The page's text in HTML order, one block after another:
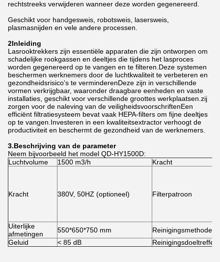
rechtstreeks verwijderen wanneer deze worden gegenereerd.
Geschikt voor handgesweis, robotsweis, lasersweis,
plasmasnijden en vele andere processen.
2Inleiding
Lasrooktrekkers zijn essentiële apparaten die zijn ontworpen om
schadelijke rookgassen en deeltjes die tijdens het lasproces
worden gegenereerd op te vangen en te filteren.Deze systemen
beschermen werknemers door de luchtkwaliteit te verbeteren en
gezondheidsrisico's te verminderenDeze zijn in verschillende
vormen verkrijgbaar, waaronder draagbare eenheden en vaste
installaties, geschikt voor verschillende groottes werkplaatsen.zij
zorgen voor de naleving van de veiligheidsvoorschriftenEen
efficiënt filtratiesysteem bevat vaak HEPA-filters om fijne deeltjes
op te vangen.Investeren in een kwaliteitsextractor verhoogt de
productiviteit en beschermt de gezondheid van de werknemers.
3.Beschrijving van de parameter
Neem bijvoorbeeld het model QD-HY1500D:
Luchtvolume
1500 m3/h Kracht
Kracht 380V, 50HZ (optioneel) Filterpatroon
Uiterlijke
afmetingen
550*650*750 mm
Reinigingsmethode
Geluid
< 85 dB